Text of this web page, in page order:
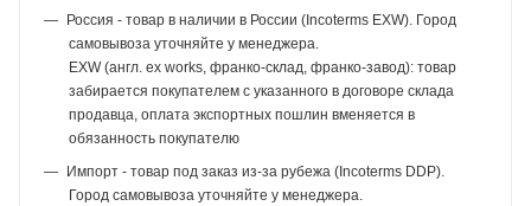
Россия - товар в наличии в России (Incoterms EXW). Город
самовывоза уточняйте у менеджера.
EXW (англ. ex works, франко-склад, франко-завод): товар
забирается покупателем с указанного в договоре склада
продавца, оплата экспортных пошлин вменяется в
обязанность покупателю
Импорт - товар под заказ из-за рубежа (Incoterms DDP).
Город самовывоза уточняйте у менеджера.